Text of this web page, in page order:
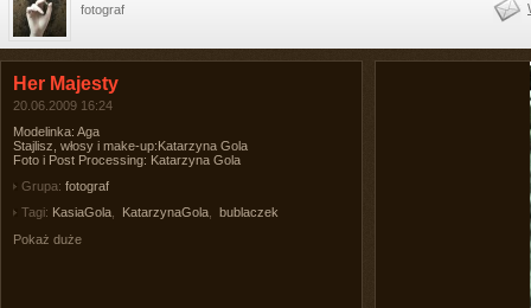
fotograf
Her Majesty
20.06.2009 16:24
Modelinka: Aga
Stajlisz, włosy i make-up:Katarzyna Gola
Foto i Post Processing: Katarzyna Gola
Grupa: fotograf
Tagi: KasiaGola KatarzynaGola
bublaczek
Pokaż duże